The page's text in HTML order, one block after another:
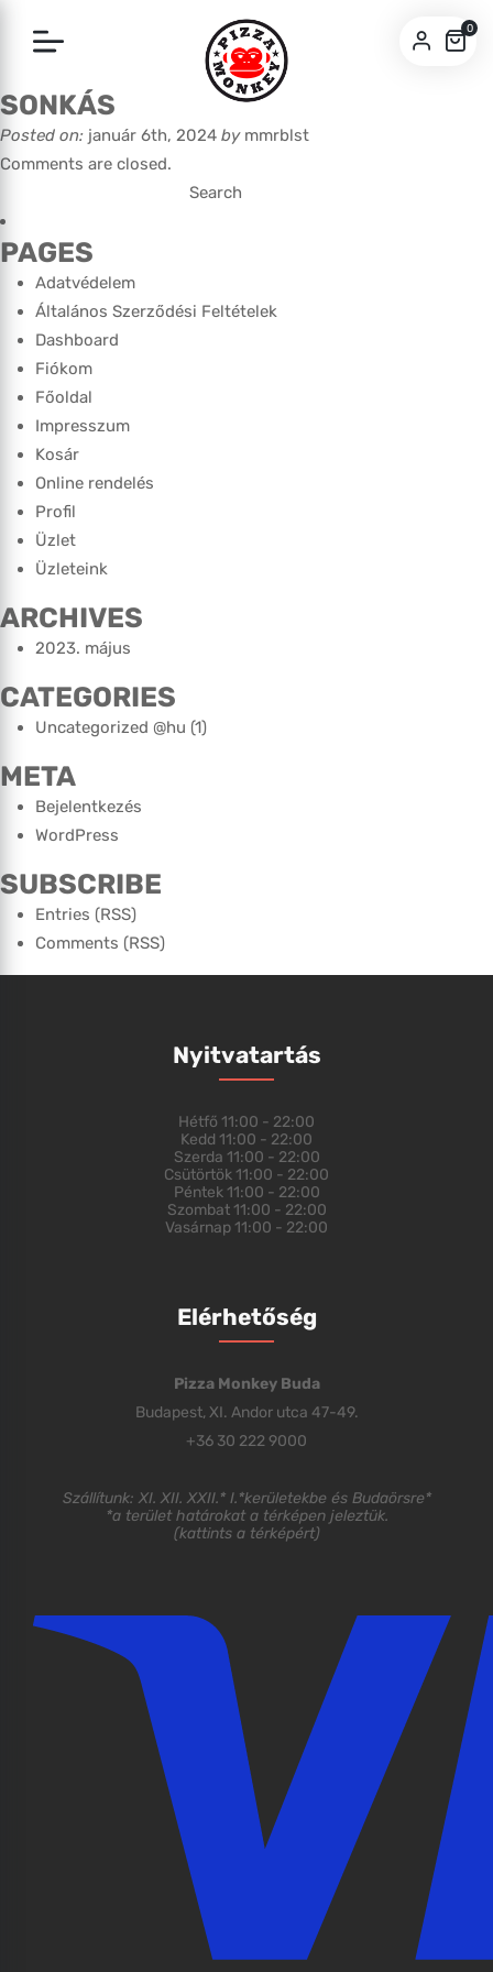
0
SONKÁS
Posted on: január 6th, 2024 bymmrblst
Comments are closed.
for:
PAGES
Adatvédelem
Általános Szerződési Feltételek
Dashboard
Fiókom
Főoldal
Impresszum
Kosár
Online rendelés
Profil
Üzlet
Üzleteink
ARCHIVES
2023. május
CATEGORIES
Uncategorized @hu (1)
META
Bejelentkezés
WordPress
SUBSCRIBE
Entries (RSS)
Comments (RSS)
Nyitvatartás
Hétfő 11:00 - 22:00
Kedd 11:00 - 22:00
Szerda 11:00 - 22:00
Csütörtök 11:00 - 22:00
Péntek 11:00 - 22:00
Szombat 11:00 - 22:00
Vasárnap 11:00 - 22:00
Elérhetőség
Pizza Monkey Buda
Budapest, XI. Andor utca 47-49.
+36 30 222 9000
Szállítunk: XI. XII. XXII.* I.*kerületekbe és Budaörsre*
*a terület határokat a térképen jeleztük.
(kattints a térképért)